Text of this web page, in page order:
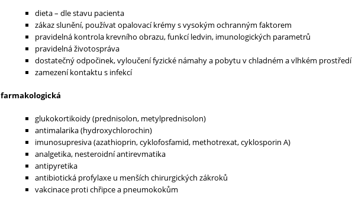
dieta – dle stavu pacienta
zákaz slunění, používat opalovací krémy s vysokým ochranným faktorem
pravidelná kontrola krevního obrazu, funkcí ledvin, imunologických parametrů
pravidelná životospráva
dostatečný odpočinek, vyloučení fyzické námahy a pobytu v chladném a vlhkém prostředí
zamezení kontaktu s infekcí
farmakologická
glukokortikoidy (prednisolon, metylprednisolon)
antimalarika (hydroxychlorochin)
imunosupresiva (azathioprin, cyklofosfamid, methotrexat, cyklosporin A)
analgetika, nesteroidní antirevmatika
antipyretika
antibiotická profylaxe u menších chirurgických zákroků
vakcinace proti chřipce a pneumokokům